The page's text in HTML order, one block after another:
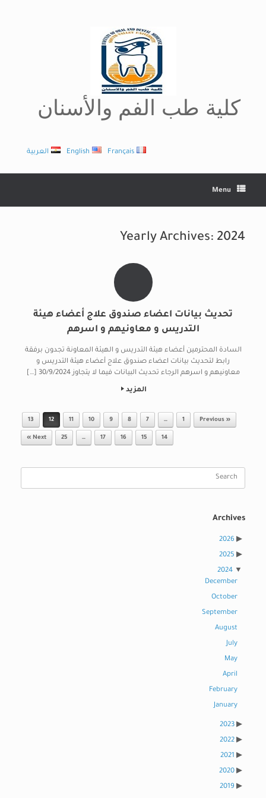
كلية طب الفم والأسنان
العربية English Français
Menu
Yearly Archives: 2024
تحديث بيانات اعضاء صندوق علاج أعضاء هيئة
التدريس و معاونيهم و اسرهم
السادة المحترمين أعضاء هيئة التدريس و الهيئة المعاونة تجدون برفقة
رابط لتحديث بيانات اعضاء صندوق علاج أعضاء هيئة التدريس و
معاونيهم و اسرهم الرجاء تحديث البيانات فيما لا يتجاوز 30/9/2024 […]
المزيد
Post navigation
« Previous
1
…
7
8
9
10
11
12
13
14
15
16
17
…
25
Next »
Archives
2026
2025
2024
December
October
September
August
July
May
April
February
January
2023
2022
2021
2020
2019